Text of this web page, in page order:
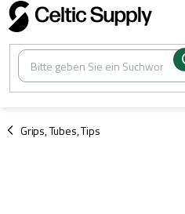
Zum
Inhalt
springen
Grips, Tubes, Tips
/